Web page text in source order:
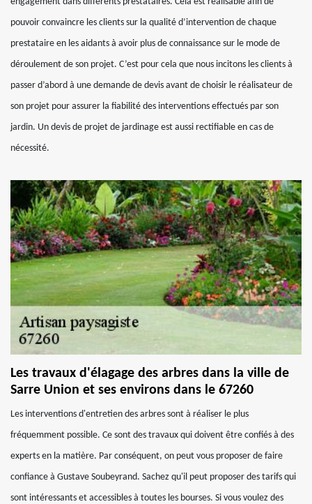
pouvoir convaincre les clients sur la qualité d’intervention de chaque
prestataire en les aidants à avoir plus de connaissance sur le mode de
déroulement de son projet. C’est pour cela que nous incitons les clients à
passer d’abord à une demande de devis avant de choisir le réalisateur de
son projet pour assurer la fiabilité des interventions effectués par son
jardin. Un devis de projet de jardinage est aussi rectifiable en cas de
nécessité.
Les travaux d'élagage des arbres dans la ville de
Sarre Union et ses environs dans le 67260
Les interventions d'entretien des arbres sont à réaliser le plus
fréquemment possible. Ce sont des travaux qui doivent être confiés à des
experts en la matière. Par conséquent, on peut vous proposer de faire
confiance à Gustave Soubeyrand. Sachez qu'il peut proposer des tarifs qui
sont intéressants et accessibles à toutes les bourses. Si vous voulez des